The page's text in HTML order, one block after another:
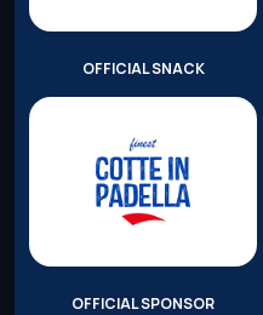
OFFICIAL SNACK
OFFICIAL SPONSOR